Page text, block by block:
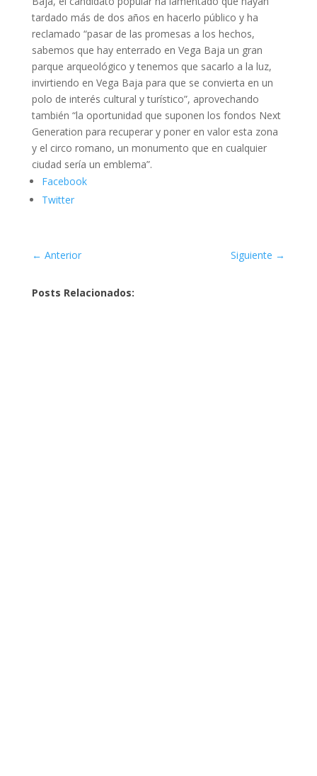
tardado más de dos años en hacerlo público y ha
reclamado “pasar de las promesas a los hechos,
sabemos que hay enterrado en Vega Baja un gran
parque arqueológico y tenemos que sacarlo a la luz,
invirtiendo en Vega Baja para que se convierta en un
polo de interés cultural y turístico”, aprovechando
también “la oportunidad que suponen los fondos Next
Generation para recuperar y poner en valor esta zona
y el circo romano, un monumento que en cualquier
ciudad sería un emblema”.
Facebook
Twitter
← Anterior Siguiente →
Posts Relacionados: